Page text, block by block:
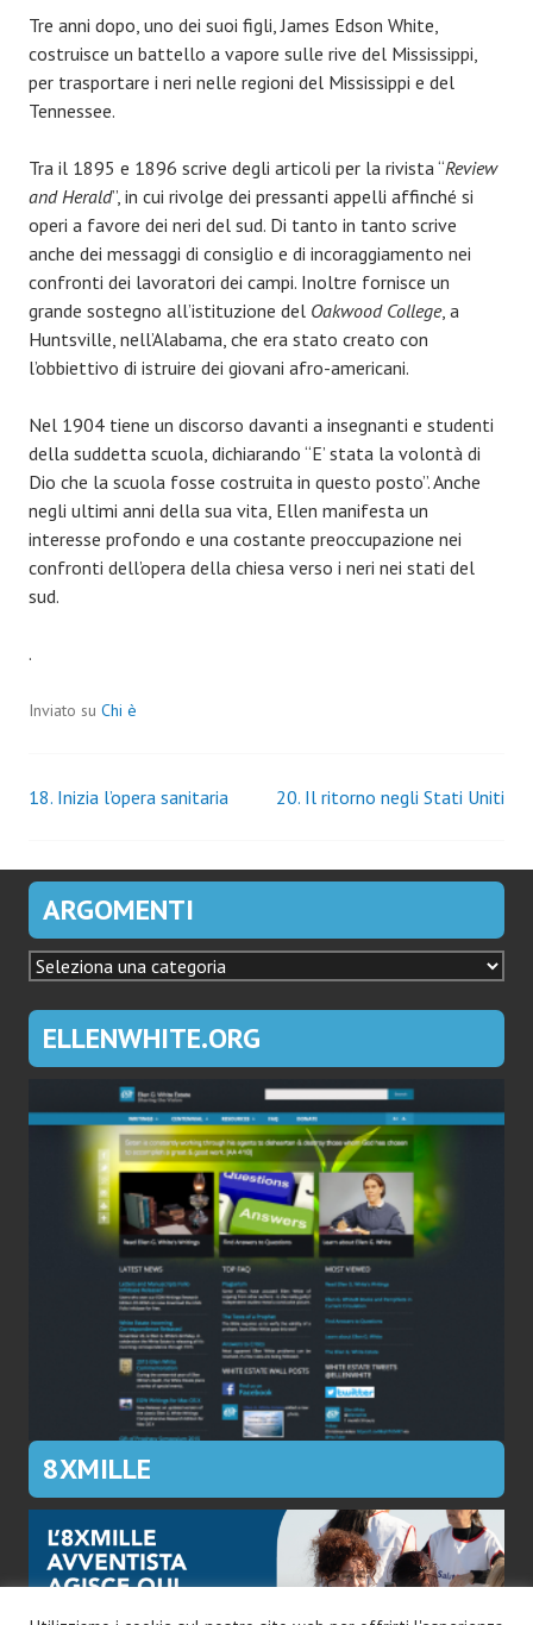
Tre anni dopo, uno dei suoi figli, James Edson White,
costruisce un battello a vapore sulle rive del Mississippi,
per trasportare i neri nelle regioni del Mississippi e del
Tennessee.
Tra il 1895 e 1896 scrive degli articoli per la rivista “Review
and Herald”, in cui rivolge dei pressanti appelli affinché si
operi a favore dei neri del sud. Di tanto in tanto scrive
anche dei messaggi di consiglio e di incoraggiamento nei
confronti dei lavoratori dei campi. Inoltre fornisce un
grande sostegno all’istituzione del Oakwood College, a
Huntsville, nell’Alabama, che era stato creato con
l’obbiettivo di istruire dei giovani afro-americani.
Nel 1904 tiene un discorso davanti a insegnanti e studenti
della suddetta scuola, dichiarando “E’ stata la volontà di
Dio che la scuola fosse costruita in questo posto”. Anche
negli ultimi anni della sua vita, Ellen manifesta un
interesse profondo e una costante preoccupazione nei
confronti dell’opera della chiesa verso i neri nei stati del
sud.
.
Inviato su Chi è
Navigazione
18. Inizia l’opera sanitaria 20. Il ritorno negli Stati Uniti
ARGOMENTI
ARGOMENTI
ELLENWHITE.ORG
8XMILLE